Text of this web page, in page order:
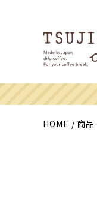
HOME 商品